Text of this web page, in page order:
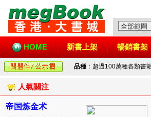
HOME 新書上架 暢銷書架
品種 ：超過100萬種各類書
人氣關注
帝国炼金术